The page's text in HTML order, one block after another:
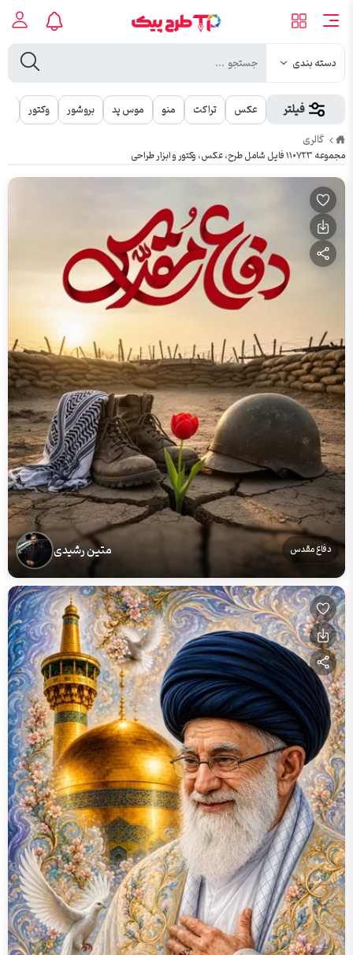
دسته بندی
فیلتر عکس تراکت منو موس پد بروشور وکتور
طرح
پیک
گالری
مجموعه ۱۱۰۷۲۳ فایل شامل طرح، عکس، وکتور و ابزار طراحی
دفاع مقدس متین رشیدی